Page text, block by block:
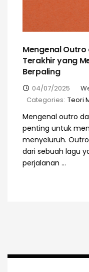
Mengenal
Terakhir yang
Berpaling
04/07/2025
Categories: Teori
Mengenal outro
penting untuk
menyeluruh.
dari sebuah lagu
perjalanan ...